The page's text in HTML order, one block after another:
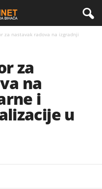
za nastavak radova na izgradnji
za
na
i
u